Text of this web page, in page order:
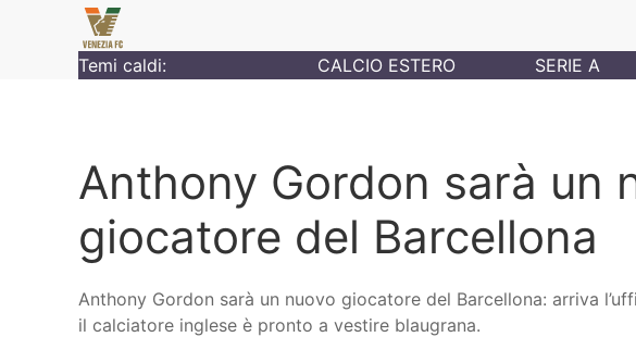
Temi caldi: CALCIO ESTERO SERIE A
Anthony Gordon sarà un
giocatore del Barcellona
Anthony Gordon sarà un nuovo giocatore del Barcellona: arriva
il calciatore inglese è pronto a vestire blaugrana.